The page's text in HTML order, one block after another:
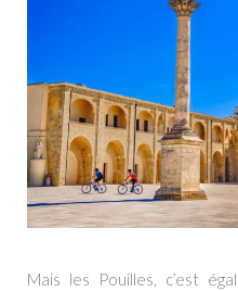
Mais les Pouilles, c’est